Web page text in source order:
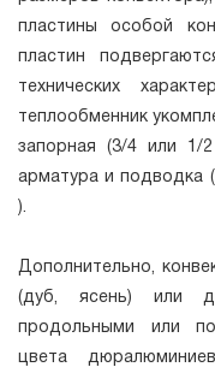
пластины особой
пластин
технических
теплообменник
запорная (3/4 или 1/
арматура и подводка
).
Дополнительно,
(дуб, ясень) или
продольными или
цвета